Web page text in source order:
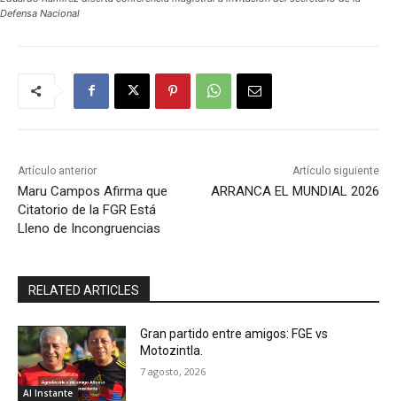
Defensa Nacional
Artículo anterior
Maru Campos Afirma que
Citatorio de la FGR Está
Lleno de Incongruencias
Artículo siguiente
ARRANCA EL MUNDIAL 2026
RELATED ARTICLES
Al Instante
Gran partido entre amigos: FGE vs
Motozintla.
7 agosto, 2026